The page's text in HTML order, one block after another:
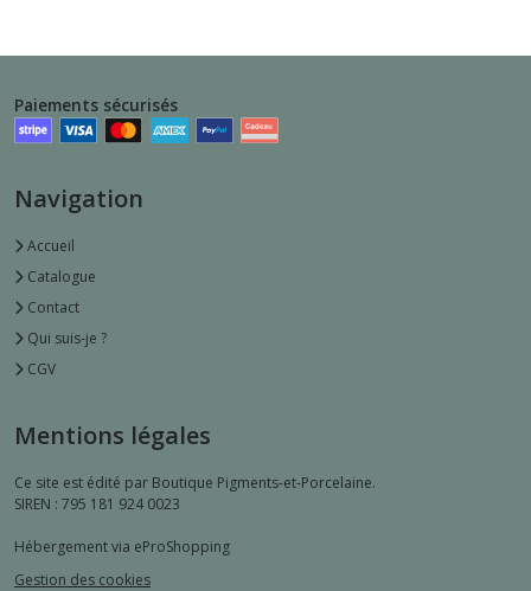
Paiements sécurisés
Navigation
Accueil
Catalogue
Contact
Qui suis-je ?
CGV
Mentions légales
Ce site est édité par Boutique Pigments-et-Porcelaine.
SIREN : 795 181 924 0023
Hébergement via eProShopping
Gestion des cookies